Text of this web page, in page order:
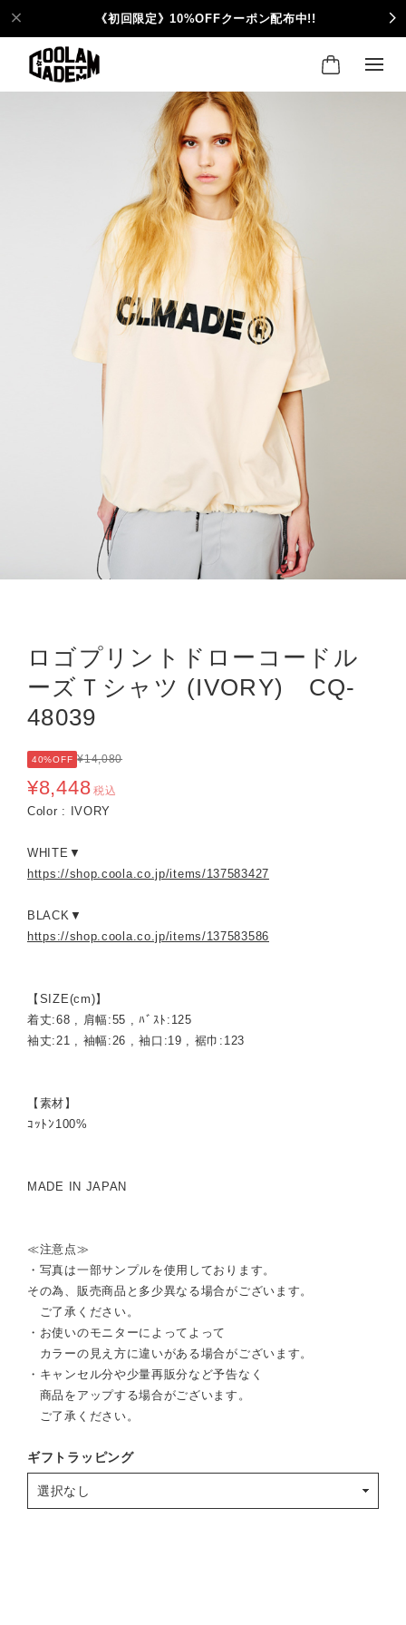
《初回限定》10%OFFクーポン配布中!!
ロゴプリントドローコードル
ーズＴシャツ (IVORY) CQ-
48039
40%OFF ¥14,080
¥8,448 税込
Color : IVORY
WHITE▼
https://shop.coola.co.jp/items/137583427
BLACK▼
https://shop.coola.co.jp/items/137583586
【SIZE(cm)】
着丈:68 , 肩幅:55 , ﾊﾞｽﾄ:125
袖丈:21 , 袖幅:26 , 袖口:19 , 裾巾:123
【素材】
ｺｯﾄﾝ100%
MADE IN JAPAN
≪注意点≫
・写真は一部サンプルを使用しております。
その為、販売商品と多少異なる場合がございます。
ご了承ください。
・お使いのモニターによってよって
カラーの見え方に違いがある場合がございます。
・キャンセル分や少量再販分など予告なく
商品をアップする場合がございます。
ご了承ください。
ギフトラッピング